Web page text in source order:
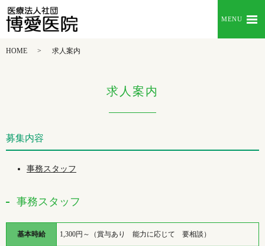
MENU
HOME 求人案内
求人案内
募集内容
事務スタッフ
事務スタッフ
基本時給 1,300円～（賞与あり 能力に応じて 要相談）